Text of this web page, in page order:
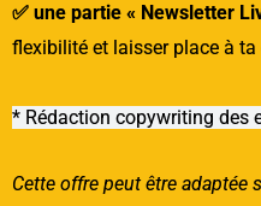
✅ une partie « Newsletter
flexibilité et laisser place à ta
* Rédaction copywriting des
Cette offre peut être adaptée